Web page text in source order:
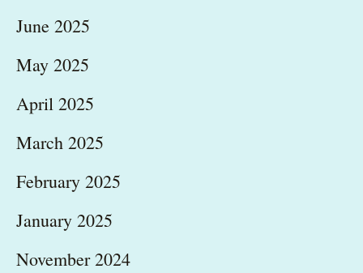
June 2025
May 2025
April 2025
March 2025
February 2025
January 2025
November 2024